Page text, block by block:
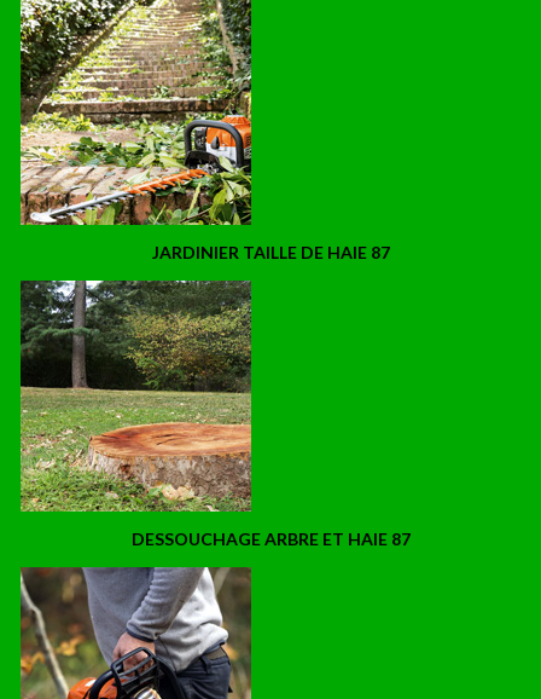
JARDINIER TAILLE DE HAIE 87
DESSOUCHAGE ARBRE ET HAIE 87